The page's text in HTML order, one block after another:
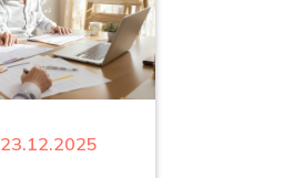
23.12.2025